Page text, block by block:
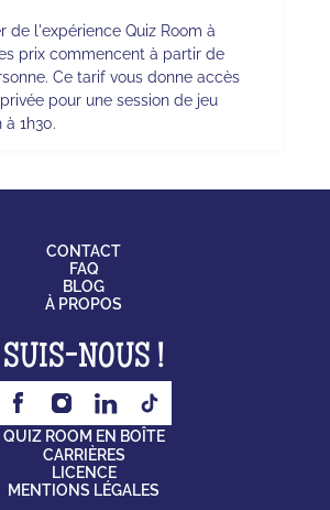
de l'expérience Quiz Room à
prix commencent à partir de
Ce tarif vous donne accès
pour une session de jeu
à 1h30.
CONTACT
FAQ
BLOG
À PROPOS
SUIS-NOUS !
QUIZ ROOM EN BOÎTE
CARRIÈRES
LICENCE
MENTIONS LÉGALES